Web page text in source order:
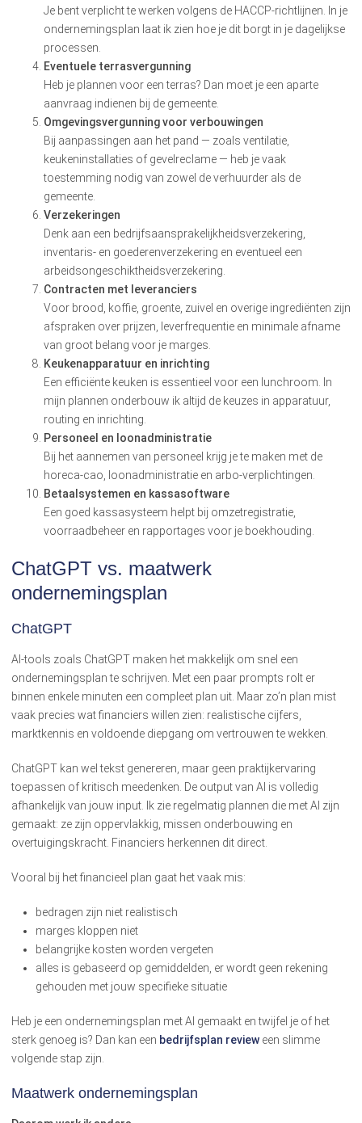
Je bent verplicht te werken volgens de HACCP-richtlijnen. In je
ondernemingsplan laat ik zien hoe je dit borgt in je dagelijkse
processen.
Eventuele terrasvergunning
Heb je plannen voor een terras? Dan moet je een aparte
aanvraag indienen bij de gemeente.
Omgevingsvergunning voor verbouwingen
Bij aanpassingen aan het pand — zoals ventilatie,
keukeninstallaties of gevelreclame — heb je vaak
toestemming nodig van zowel de verhuurder als de
gemeente.
Verzekeringen
Denk aan een bedrijfsaansprakelijkheidsverzekering,
inventaris- en goederenverzekering en eventueel een
arbeidsongeschiktheidsverzekering.
Contracten met leveranciers
Voor brood, koffie, groente, zuivel en overige ingrediënten zijn
afspraken over prijzen, leverfrequentie en minimale afname
van groot belang voor je marges.
Keukenapparatuur en inrichting
Een efficiënte keuken is essentieel voor een lunchroom. In
mijn plannen onderbouw ik altijd de keuzes in apparatuur,
routing en inrichting.
Personeel en loonadministratie
Bij het aannemen van personeel krijg je te maken met de
horeca-cao, loonadministratie en arbo-verplichtingen.
Betaalsystemen en kassasoftware
Een goed kassasysteem helpt bij omzetregistratie,
voorraadbeheer en rapportages voor je boekhouding.
ChatGPT vs. maatwerk
ondernemingsplan
ChatGPT
AI-tools zoals ChatGPT maken het makkelijk om snel een
ondernemingsplan te schrijven. Met een paar prompts rolt er
binnen enkele minuten een compleet plan uit. Maar zo’n plan mist
vaak precies wat financiers willen zien: realistische cijfers,
marktkennis en voldoende diepgang om vertrouwen te wekken.
ChatGPT kan wel tekst genereren, maar geen praktijkervaring
toepassen of kritisch meedenken. De output van AI is volledig
afhankelijk van jouw input. Ik zie regelmatig plannen die met AI zijn
gemaakt: ze zijn oppervlakkig, missen onderbouwing en
overtuigingskracht. Financiers herkennen dit direct.
Vooral bij het financieel plan gaat het vaak mis:
bedragen zijn niet realistisch
marges kloppen niet
belangrijke kosten worden vergeten
alles is gebaseerd op gemiddelden, er wordt geen rekening
gehouden met jouw specifieke situatie
Heb je een ondernemingsplan met AI gemaakt en twijfel je of het
sterk genoeg is? Dan kan een bedrijfsplan review een slimme
volgende stap zijn.
Maatwerk ondernemingsplan